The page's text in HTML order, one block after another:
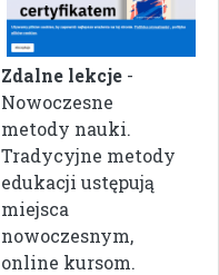
Zdalne lekcje -
Nowoczesne
metody nauki.
Tradycyjne metody
edukacji ustępują
miejsca
nowoczesnym,
online kursom.